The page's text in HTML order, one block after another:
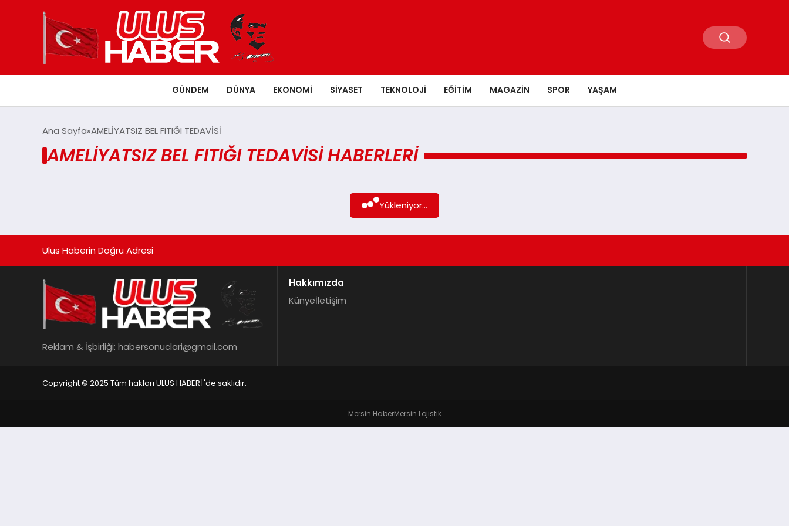
GÜNDEM DÜNYA EKONOMI SIYASET TEKNOLOJI EĞITIM MAGAZIN SPOR YAŞAM
Ana Sayfa AMELİYATSIZ BEL FITIĞI TEDAVİSİ
AMELİYATSIZ BEL FITIĞI TEDAVİSİ HABERLERI
Yükleniyor...
Ulus Haberin Doğru Adresi
Reklam & İşbirliği: habersonuclari@gmail.com
Hakkımızda
Künyeİletişim
Copyright © 2025 Tüm hakları ULUS HABERİ 'de saklıdır.
Mersin HaberMersin Lojistik